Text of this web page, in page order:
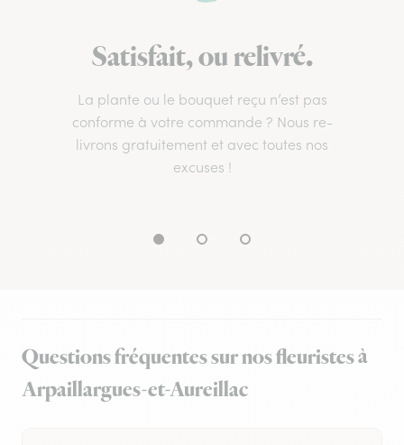
Satisfait, ou relivré.
La plante ou le bouquet reçu n’est pas
conforme à votre commande ? Nous re-
livrons gratuitement et avec toutes nos
excuses !
Questions fréquentes sur nos fleuristes à
Arpaillargues-et-Aureillac